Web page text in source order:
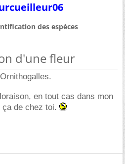
des espèces
d'une fleur
en tout cas dans mon
de chez toi.